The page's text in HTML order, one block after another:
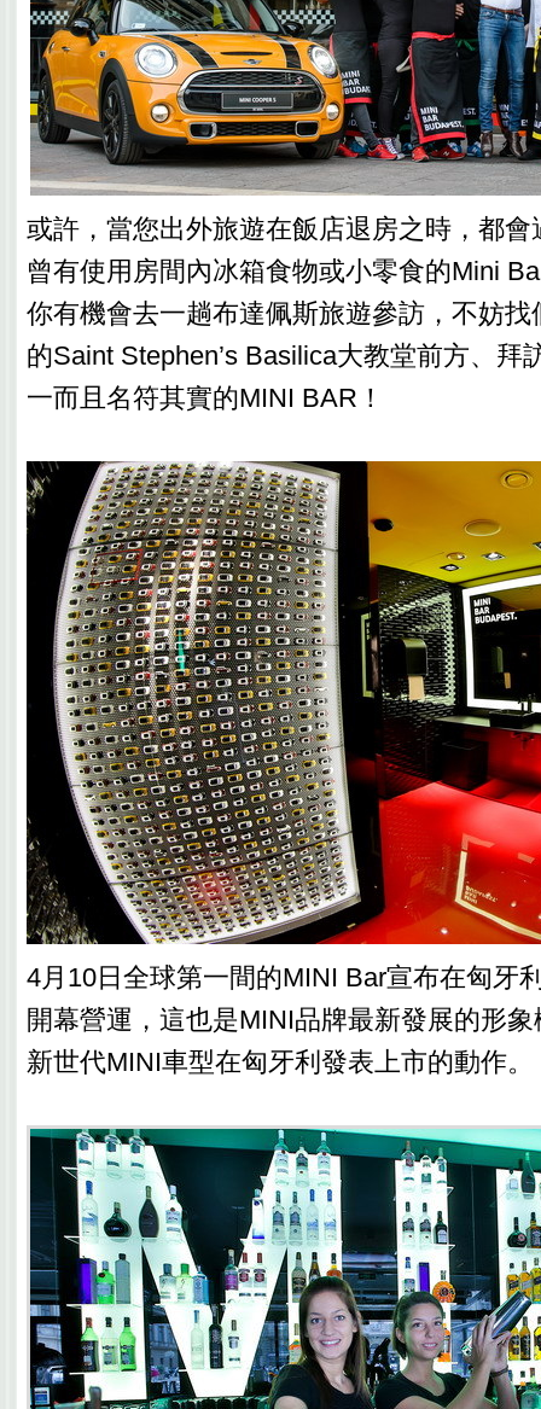
或許，當您出外旅遊在飯店退房之時，都
曾有使用房間內冰箱食物或小零食的Mini
你有機會去一趟布達佩斯旅遊參訪，不妨
的Saint Stephen’s Basilica大教堂前方、拜
一而且名符其實的MINI BAR！
4月10日全球第一間的MINI Bar宣布在匈牙
開幕營運，這也是MINI品牌最新發展的形
新世代MINI車型在匈牙利發表上市的動作。